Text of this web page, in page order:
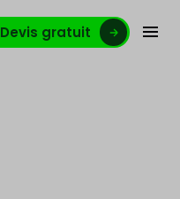
Devis gratuit